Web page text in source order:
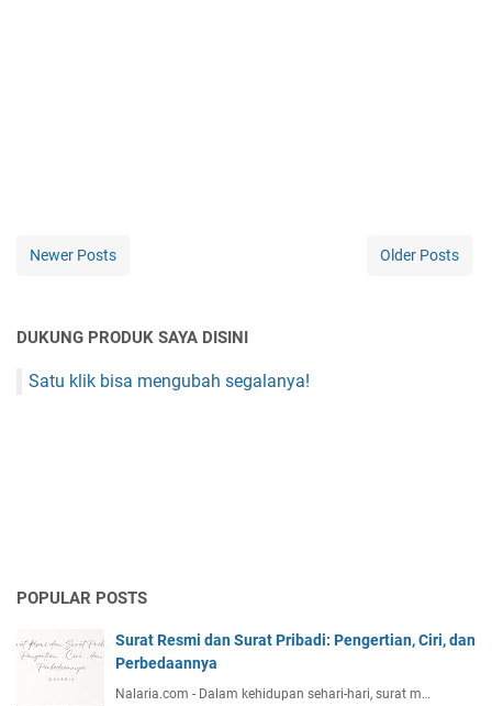
Newer Posts Older Posts
DUKUNG PRODUK SAYA DISINI
Satu klik bisa mengubah segalanya!
POPULAR POSTS
Surat Resmi dan Surat Pribadi: Pengertian, Ciri, dan
Perbedaannya
Nalaria.com - Dalam kehidupan sehari-hari, surat m…